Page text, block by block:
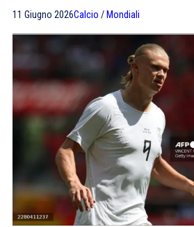
11 Giugno 2026Calcio / Mondiali